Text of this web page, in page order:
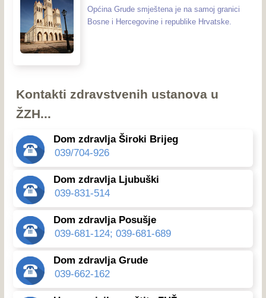
Općina Grude smještena je na samoj granici
Bosne i Hercegovine i republike Hrvatske.
Kontakti zdravstvenih ustanova u
ŽZH...
Dom zdravlja Široki Brijeg
039/704-926
Dom zdravlja Ljubuški
039-831-514
Dom zdravlja Posušje
039-681-124; 039-681-689
Dom zdravlja Grude
039-662-162